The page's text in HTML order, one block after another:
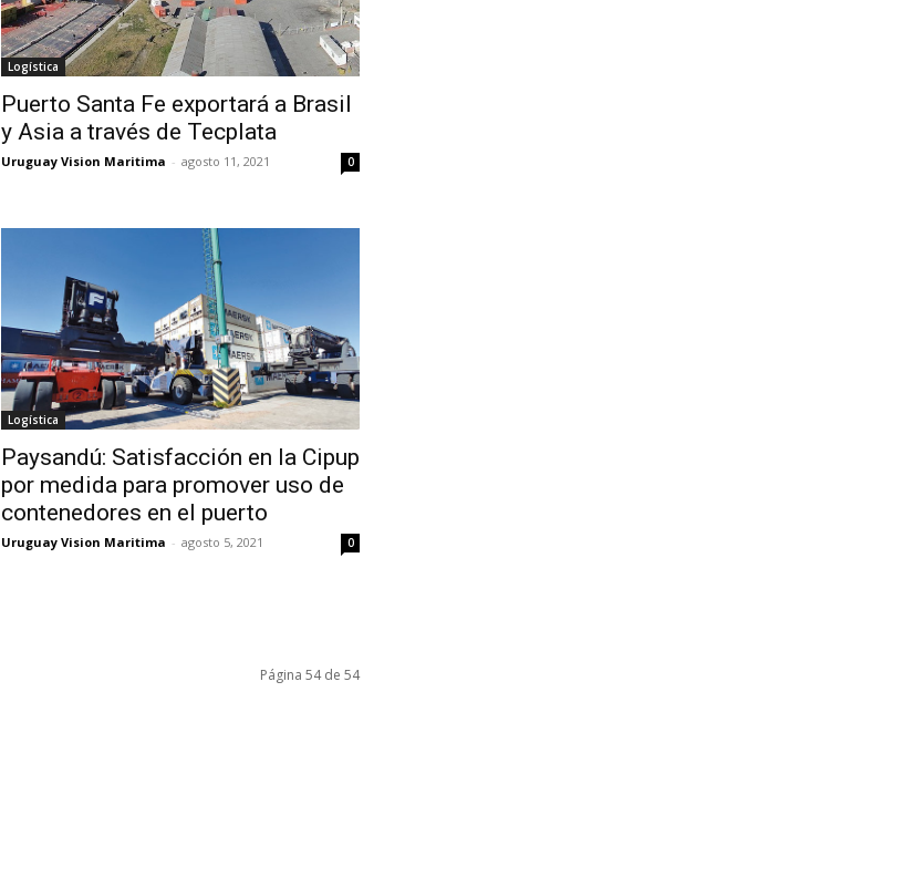
Logística
Puerto Santa Fe exportará a Brasil
y Asia a través de Tecplata
Uruguay Vision Maritima - agosto 11, 2021 0
Logística
Paysandú: Satisfacción en la Cipup
por medida para promover uso de
contenedores en el puerto
Uruguay Vision Maritima - agosto 5, 2021 0
Página 54 de 54